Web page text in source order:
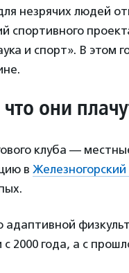
незрячих людей
спортивного
и спорт». В этом
они
клуба —
в
адаптивной
2000 года, а с